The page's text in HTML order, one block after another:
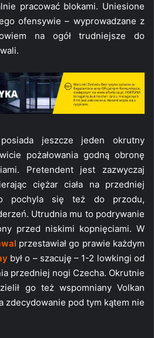
pracować blokami. Uniesione
ofensywie – wyprowadzane z
na ogół trudniejsze do
jeszcze jeden okrutny
pożałowania godną obronę
Pretendent jest zazwyczaj
ciężar ciała na przedniej
pochyla się też do przodu,
Utrudnia mu to podrywanie
przed niskimi kopnięciami. W
przestawiał go prawie każdym
był o – szacuję – 1-2 lowkingi od
przedniej nogi Czecha. Okrutnie
go też wspomniany Volkan
zdecydowanie pod tym kątem nie